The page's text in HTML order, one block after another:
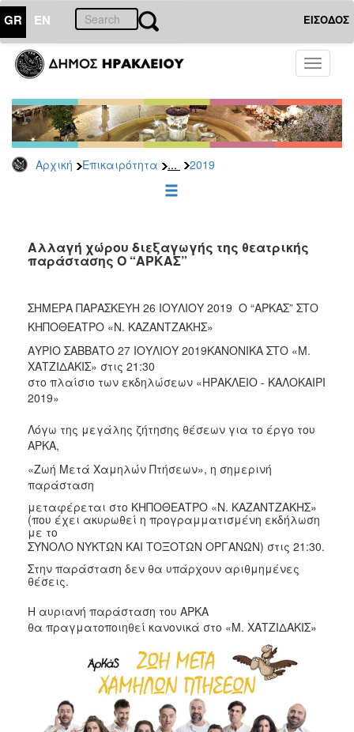
GR EN ΕΙΣΟΔΟΣ
Toggle
Αρχική Επικαιρότητα ... 2019
ΕΠΙΚΑΙΡΟΤΗΤΑ
Τύπου
Αρχείο
2026
2025
2022
2021
2019
2017
2016
2013
2011
2010
2006
ΔΗΜΟΤΗΣ
Αλλαγή χώρου διεξαγωγής της θεατρικής
παράστασης Ο “ΑΡΚΑΣ”
ΣΗΜΕΡΑ ΠΑΡΑΣΚΕΥΗ 26 ΙΟΥΛΙΟΥ 2019 Ο “ΑΡΚΑΣ” ΣΤΟ
ΚΗΠΟΘΕΑΤΡΟ «Ν. ΚΑΖΑΝΤΖΑΚΗΣ»
ΑΥΡΙΟ ΣΑΒΒΑΤΟ 27 ΙΟΥΛΙΟΥ 2019ΚΑΝΟΝΙΚΑ ΣΤΟ «Μ.
ΧΑΤΖΙΔΑΚΙΣ» στις 21:30
στο πλαίσιο των εκδηλώσεων «ΗΡΑΚΛΕΙΟ - ΚΑΛΟΚΑΙΡΙ
2019»
Λόγω της μεγάλης ζήτησης θέσεων για το έργο του
ΑΡΚΑ,
«Ζωή Μετά Χαμηλών Πτήσεων», η σημερινή
παράσταση
μεταφέρεται στο ΚΗΠΟΘΕΑΤΡΟ «Ν. ΚΑΖΑΝΤΖΑΚΗΣ»
(που έχει ακυρωθεί η προγραμματισμένη εκδήλωση
με το
ΣΥΝΟΛΟ ΝΥΚΤΩΝ ΚΑΙ ΤΟΞΟΤΩΝ ΟΡΓΑΝΩΝ) στις 21:30.
Στην παράσταση δεν θα υπάρχουν αριθμημένες
θέσεις.
Η αυριανή παράσταση του ΑΡΚΑ
θα πραγματοποιηθεί κανονικά στο «Μ. ΧΑΤΖΙΔΑΚΙΣ»